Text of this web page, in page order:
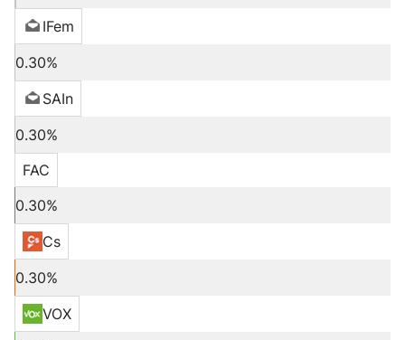
IFem
0.30%
SAIn
0.30%
FAC
0.30%
Cs
0.30%
VOX